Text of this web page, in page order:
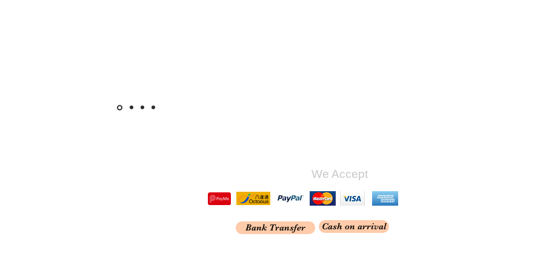
We Accept
Bank Transfer Cash on arrival